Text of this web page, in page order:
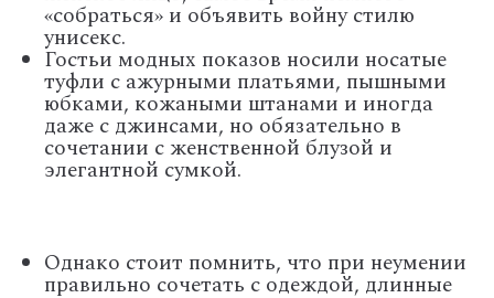
«собраться» и объявить войну стилю
унисекс.
Гостьи модных показов носили носатые
туфли с ажурными платьями, пышными
юбками, кожаными штанами и иногда
даже с джинсами, но обязательно в
сочетании с женственной блузой и
элегантной сумкой.
Однако стоит помнить, что при неумении
правильно сочетать с одеждой, длинные